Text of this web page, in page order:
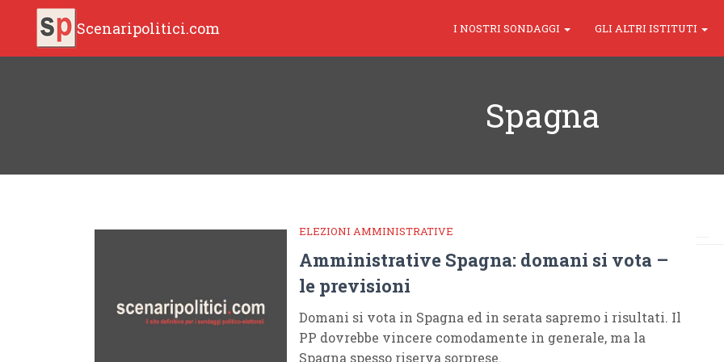
Scenaripolitici.com I NOSTRI SONDAGGI GLI ALTRI ISTITUTI
Spagna
ELEZIONI AMMINISTRATIVE
Amministrative Spagna: domani si vota –
le previsioni
Domani si vota in Spagna ed in serata sapremo i risultati. Il
PP dovrebbe vincere comodamente in generale, ma la
Spagna spesso riserva sorprese.